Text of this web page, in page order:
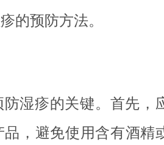
的预防方法。
湿疹的关键。首先，
，避免使用含有酒精